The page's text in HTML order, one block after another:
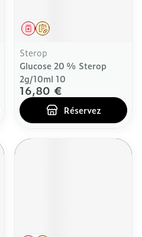
Sur prescription
Médicament
Sterop
Glucose 20 % Sterop
2g/10ml 10
16,80 €
Réservez